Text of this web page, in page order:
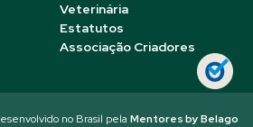
Veterinária
Estatutos
Associação Criadores
no Brasil pela Mentores by Belago